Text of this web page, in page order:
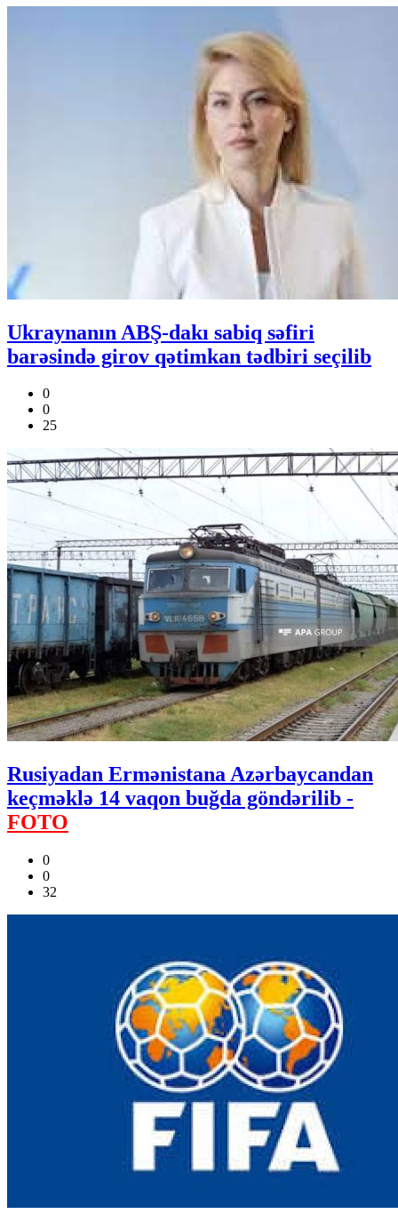
Ukraynanın ABŞ-dakı sabiq səfiri
barəsində girov qətimkan tədbiri seçilib
0
0
25
Rusiyadan Ermənistana Azərbaycandan
keçməklə 14 vaqon buğda göndərilib -
FOTO
0
0
32